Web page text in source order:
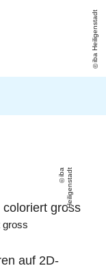
iba Heiligenstadt
i
b
a
H
eili
g
e
n
s
t
a
d t
gross
auf 2D-